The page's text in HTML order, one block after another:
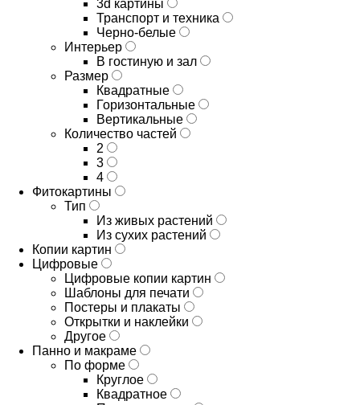
3d картины
Транспорт и техника
Черно-белые
Интерьер
В гостиную и зал
Размер
Квадратные
Горизонтальные
Вертикальные
Количество частей
2
3
4
Фитокартины
Тип
Из живых растений
Из сухих растений
Копии картин
Цифровые
Цифровые копии картин
Шаблоны для печати
Постеры и плакаты
Открытки и наклейки
Другое
Панно и макраме
По форме
Круглое
Квадратное